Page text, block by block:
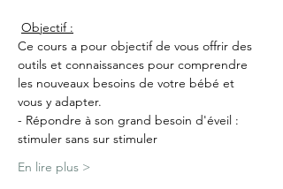
Objectif :
Ce cours a pour objectif de vous offrir des
outils et connaissances pour comprendre
les nouveaux besoins de votre bébé et
vous y adapter.
- Répondre à son grand besoin d'éveil :
stimuler sans sur stimuler
En lire plus >